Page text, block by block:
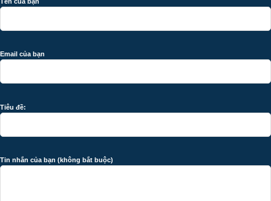
Email của bạn
Tiêu đề:
Tin nhắn của bạn (không bắt buộc)